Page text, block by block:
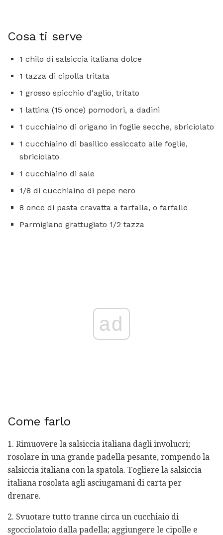
Cosa ti serve
1 chilo di salsiccia italiana dolce
1 tazza di cipolla tritata
1 grosso spicchio d'aglio, tritato
1 lattina (15 once) pomodori, a dadini
1 cucchiaino di origano in foglie secche, sbriciolato
1 cucchiaino di basilico essiccato alle foglie,
sbriciolato
1 cucchiaino di sale
1/8 di cucchiaino di pepe nero
8 once di pasta cravatta a farfalla, o farfalle
Parmigiano grattugiato 1/2 tazza
ad
Come farlo
1. Rimuovere la salsiccia italiana dagli involucri;
rosolare in una grande padella pesante, rompendo la
salsiccia italiana con la spatola. Togliere la salsiccia
italiana rosolata agli asciugamani di carta per
drenare.
2. Svuotare tutto tranne circa un cucchiaio di
sgocciolatoio dalla padella; aggiungere le cipolle e